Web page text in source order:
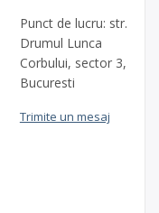
Punct de lucru: str.
Drumul Lunca
Corbului, sector 3,
Bucuresti
Trimite un mesaj